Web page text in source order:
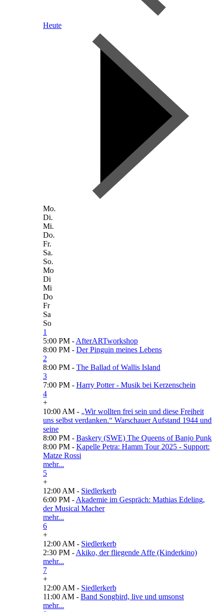
Heute
Mo.
Di.
Mi.
Do.
Fr.
Sa.
So.
Mo
Di
Mi
Do
Fr
Sa
So
1
5:00 PM - AfterARTworkshop
8:00 PM - Der Pinguin meines Lebens
2
8:00 PM - The Ballad of Wallis Island
3
7:00 PM - Harry Potter - Musik bei Kerzenschein
4
+
10:00 AM - „Wir wollten frei sein und diese Freiheit
uns selbst verdanken.“ Warschauer Aufstand 1944 und
seine
8:00 PM - Baskery (SWE) The Queens of Banjo Punk
8:00 PM - Kapelle Petra: Hamm Tour 2025 - Support:
Matze Rossi
mehr...
5
+
12:00 AM - Siedlerkerb
6:00 PM - Akademie im Gespräch: Mathias Edeling,
der Musical Macher
mehr...
6
+
12:00 AM - Siedlerkerb
2:30 PM - Akiko, der fliegende Affe (Kinderkino)
mehr...
7
+
12:00 AM - Siedlerkerb
11:00 AM - Band Songbird, live und umsonst
mehr...